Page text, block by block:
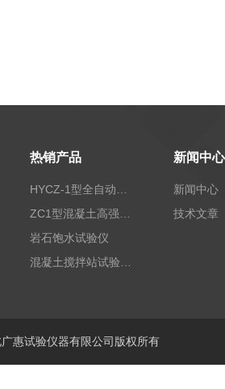
热销产品
岩石饱水试验仪
新闻中心
新闻中心
技术文章
惠试验仪器有限公司版权所有